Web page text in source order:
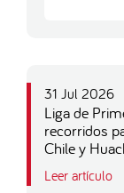
31 Jul 2026
Liga de
recorridos
Chile y
Leer artículo